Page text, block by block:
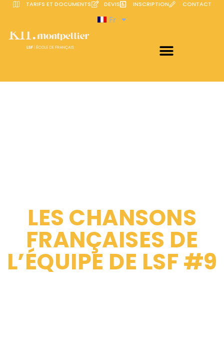
TARIFS ET DOCUMENTS DEVIS INSCRIPTION CONTACT
Fr
LES CHANSONS
FRANÇAISES DE
L’ÉQUIPE DE LSF #9